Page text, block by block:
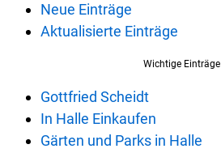
Neue Einträge
Aktualisierte Einträge
Wichtige Einträge
Gottfried Scheidt
In Halle Einkaufen
Gärten und Parks in Halle